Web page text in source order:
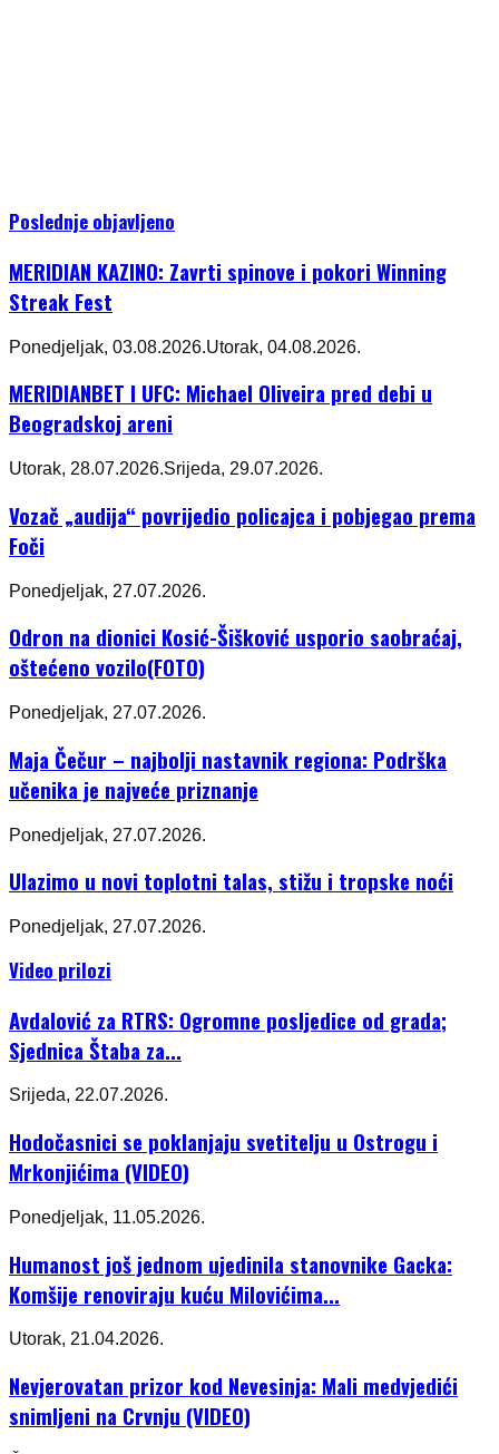
Poslednje objavljeno
MERIDIAN KAZINO: Zavrti spinove i pokori Winning
Streak Fest
Ponedjeljak, 03.08.2026.Utorak, 04.08.2026.
MERIDIANBET I UFC: Michael Oliveira pred debi u
Beogradskoj areni
Utorak, 28.07.2026.Srijeda, 29.07.2026.
Vozač „audija“ povrijedio policajca i pobjegao prema
Foči
Ponedjeljak, 27.07.2026.
Odron na dionici Kosić-Šišković usporio saobraćaj,
oštećeno vozilo(FOTO)
Ponedjeljak, 27.07.2026.
Maja Čečur – najbolji nastavnik regiona: Podrška
učenika je najveće priznanje
Ponedjeljak, 27.07.2026.
Ulazimo u novi toplotni talas, stižu i tropske noći
Ponedjeljak, 27.07.2026.
Video prilozi
Avdalović za RTRS: Ogromne posljedice od grada;
Sjednica Štaba za...
Srijeda, 22.07.2026.
Hodočasnici se poklanjaju svetitelju u Ostrogu i
Mrkonjićima (VIDEO)
Ponedjeljak, 11.05.2026.
Humanost još jednom ujedinila stanovnike Gacka:
Komšije renoviraju kuću Milovićima...
Utorak, 21.04.2026.
Nevjerovatan prizor kod Nevesinja: Mali medvjedići
snimljeni na Crvnju (VIDEO)